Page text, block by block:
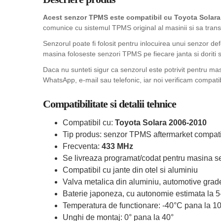
Acest senzor TPMS este compatibil cu Toyota
comunice cu sistemul TPMS original al masinii si sa
Senzorul poate fi folosit pentru inlocuirea unui senzor
masina foloseste senzori TPMS pe fiecare janta si
Daca nu sunteti sigur ca senzorul este potrivit pentru
WhatsApp, e-mail sau telefonic, iar noi verificam
Compatibilitate si detalii tehnice
Compatibil cu: Toyota Solara 2006-2010
Tip produs: senzor TPMS aftermarket
Frecventa: 433 MHz
Se livreaza programat/codat pentru masina
Compatibil cu jante din otel si aluminiu
Valva metalica din aluminiu, automotive
Baterie japoneza, cu autonomie estimata la
Temperatura de functionare: -40°C pana la
Unghi de montaj: 0° pana la 40°